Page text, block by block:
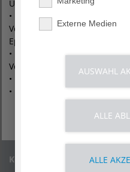
Universität Ulm
• Institut für
Versorgungsforschung,
Eppendorf
• Abteilung für
Versorgungsforschung,
• Interdisziplinäres Zentrum
• AOK Baden-Württemberg
Kontakt
Externe Medien
AUSWAHL
ALLE
ALLE